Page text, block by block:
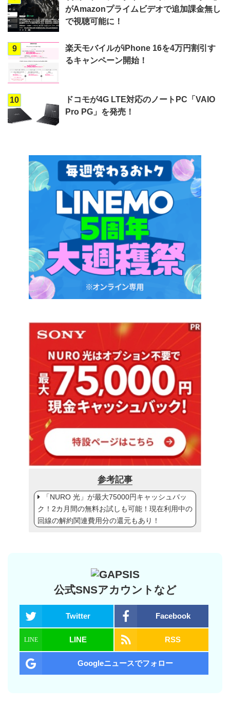
がAmazonプライムビデオで追加課金無し
で視聴可能に！
9
楽天モバイルがiPhone 16を4万円割引す
るキャンペーン開始！
10
ドコモが4G LTE対応のノートPC「VAIO
Pro PG」を発売！
参考記事
「NURO 光」が最大75000円キャッシュバッ
ク！2カ月間の無料お試しも可能！現在利用中の
回線の解約関連費用分の還元もあり！
公式SNSアカウントなど
Twitter Facebook
LINE RSS
Googleニュースでフォロー